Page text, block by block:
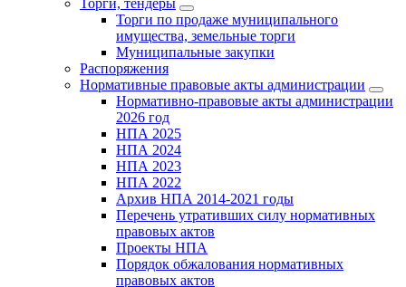
Торги, тендеры
Торги по продаже муниципального
имущества, земельные торги
Муниципальные закупки
Распоряжения
Нормативные правовые акты администрации
Нормативно-правовые акты администрации
2026 год
НПА 2025
НПА 2024
НПА 2023
НПА 2022
Архив НПА 2014-2021 годы
Перечень утративших силу нормативных
правовых актов
Проекты НПА
Порядок обжалования нормативных
правовых актов